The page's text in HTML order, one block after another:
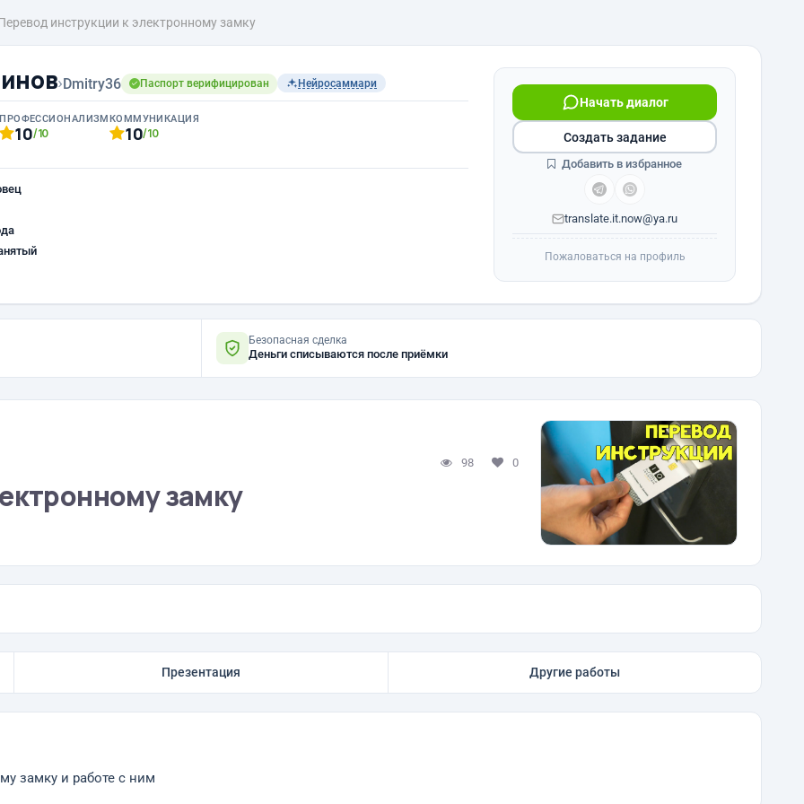
инструкции к электронному замку
›Dmitry36 Паспорт верифицирован Нейросаммари
ПРОФЕССИОНАЛИЗМ
10/10
КОММУНИКАЦИЯ
10/10
Начать диалог
translate.it.now@ya.ru
Создать задание
Добавить в избранное
Пожаловаться на профиль
Безопасная сделка
Деньги списываются после приёмки
98 0
замку
Презентация Другие работы
замку и работе с ним